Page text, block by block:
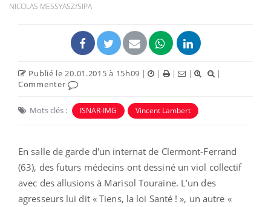
NICOLAS MESSYASZ/SIPA
Publié le 20.01.2015 à 15h09 | | | |
|
Commenter
Mots clés : ISNAR-IMG Vincent Lambert
En salle de garde d'un internat de Clermont-Ferrand
(63), des futurs médecins ont dessiné un viol collectif
avec des allusions à Marisol Touraine. L’un des
agresseurs lui dit « Tiens, la loi Santé ! », un autre «